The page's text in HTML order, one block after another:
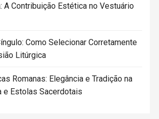
A Contribuição Estética no Vestuário
Como Selecionar Corretamente
Litúrgica
Romanas: Elegância e Tradição na
e Estolas Sacerdotais